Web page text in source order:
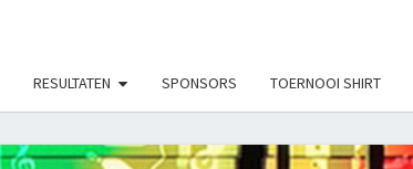
RESULTATEN SPONSORS TOERNOOI SHIRT